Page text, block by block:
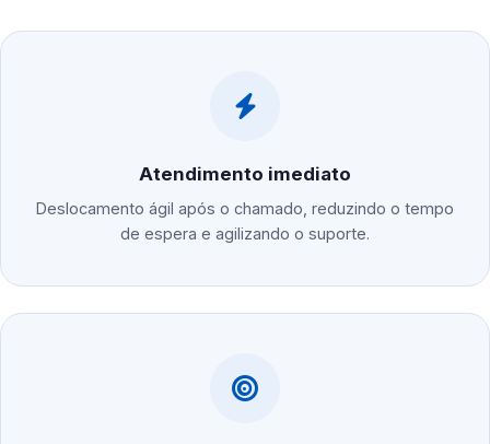
Atendimento imediato
Deslocamento ágil após o chamado, reduzindo o tempo
de espera e agilizando o suporte.